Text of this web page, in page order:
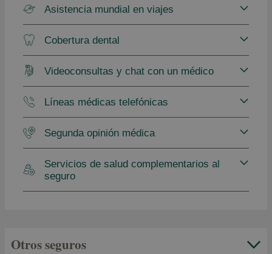
Asistencia mundial en viajes
Cobertura dental
Videoconsultas y chat con un médico
Líneas médicas telefónicas
Segunda opinión médica
Servicios de salud complementarios al
seguro
Otros seguros